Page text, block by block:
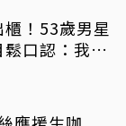
！53歲男星
口認：我是